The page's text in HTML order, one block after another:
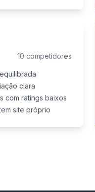
10 competidores
clara
com ratings baixos
site próprio